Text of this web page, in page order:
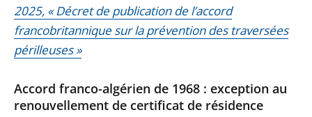
2025, « Décret de publication de l’accord
francobritannique sur la prévention des traversées
périlleuses »
Accord franco-algérien de 1968 : exception au
renouvellement de certificat de résidence